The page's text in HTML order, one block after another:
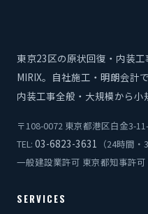
東京23区の原状回復・内装
MIRIX。自社施工・明朗会計
内装工事全般・大規模から小
〒108-0072 東京都港区白金3-
TEL: 03-6823-3631
（24時間・
一般建設業許可 東京都知事許可
SERVICES